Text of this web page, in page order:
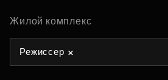
Жилой комплекс
Режиссер